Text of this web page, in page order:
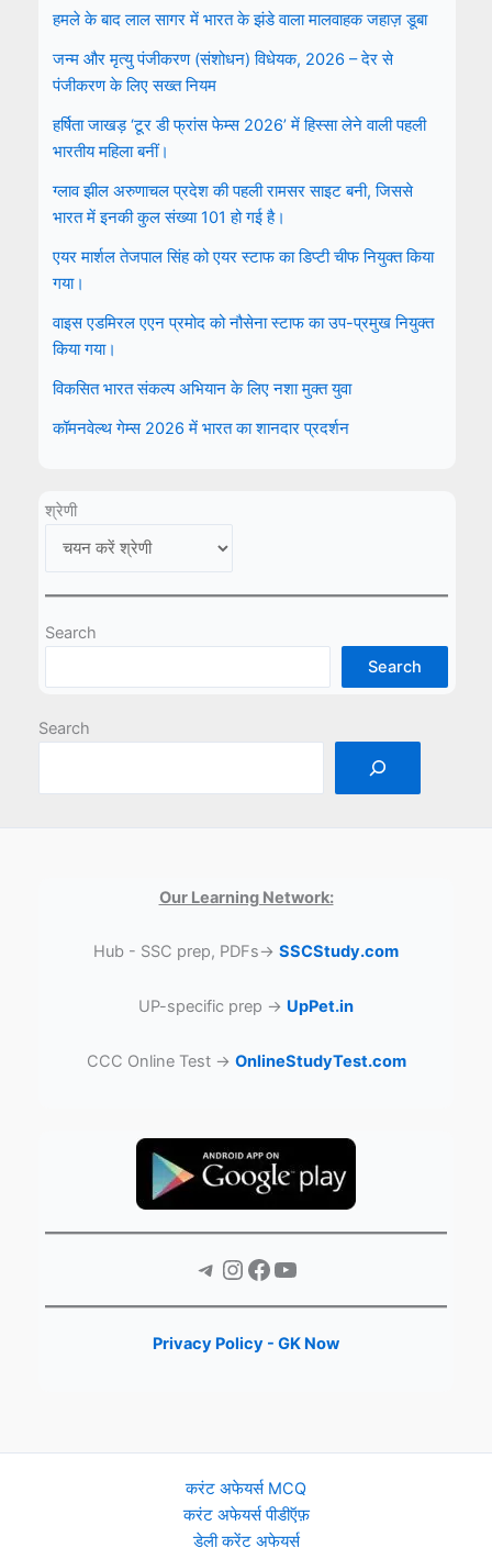
हमले के बाद लाल सागर में भारत के झंडे वाला मालवाहक जहाज़ डूबा
जन्म और मृत्यु पंजीकरण (संशोधन) विधेयक, 2026 – देर से
पंजीकरण के लिए सख्त नियम
हर्षिता जाखड़ ‘टूर डी फ्रांस फेम्स 2026’ में हिस्सा लेने वाली पहली
भारतीय महिला बनीं।
ग्लाव झील अरुणाचल प्रदेश की पहली रामसर साइट बनी, जिससे
भारत में इनकी कुल संख्या 101 हो गई है।
एयर मार्शल तेजपाल सिंह को एयर स्टाफ का डिप्टी चीफ नियुक्त किया
गया।
वाइस एडमिरल एएन प्रमोद को नौसेना स्टाफ का उप-प्रमुख नियुक्त
किया गया।
विकसित भारत संकल्प अभियान के लिए नशा मुक्त युवा
कॉमनवेल्थ गेम्स 2026 में भारत का शानदार प्रदर्शन
श्रेणी
Search
Search
Search
Our Learning Network:
Hub - SSC prep, PDFs→ SSCStudy.com
UP-specific prep → UpPet.in
CCC Online Test → OnlineStudyTest.com
Telegram Instagram Facebook YouTube
Privacy Policy - GK Now
करंट अफेयर्स MCQ
करंट अफेयर्स पीडीऍफ़
डेली करेंट अफेयर्स